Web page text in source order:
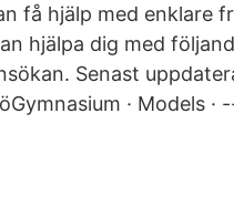
få hjälp med enklare
hjälpa dig med
Senast
· Models